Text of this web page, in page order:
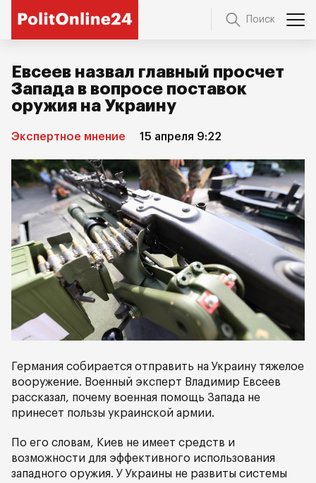
Поиск
Евсеев назвал главный просчет
Запада в вопросе поставок
оружия на Украину
Экспертное мнение 15 апреля 9:22
Германия собирается отправить на Украину тяжелое
вооружение. Военный эксперт Владимир Евсеев
рассказал, почему военная помощь Запада не
принесет пользы украинской армии.
По его словам, Киев не имеет средств и
возможности для эффективного использования
западного оружия. У Украины не развиты системы